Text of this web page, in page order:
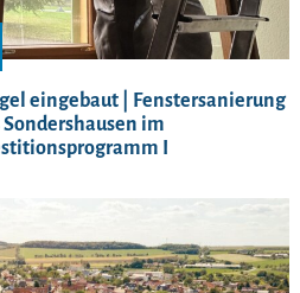
eingebaut | Fenstersanierung
Sondershausen im
I